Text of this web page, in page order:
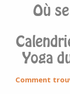
Où
Yoga
Comment